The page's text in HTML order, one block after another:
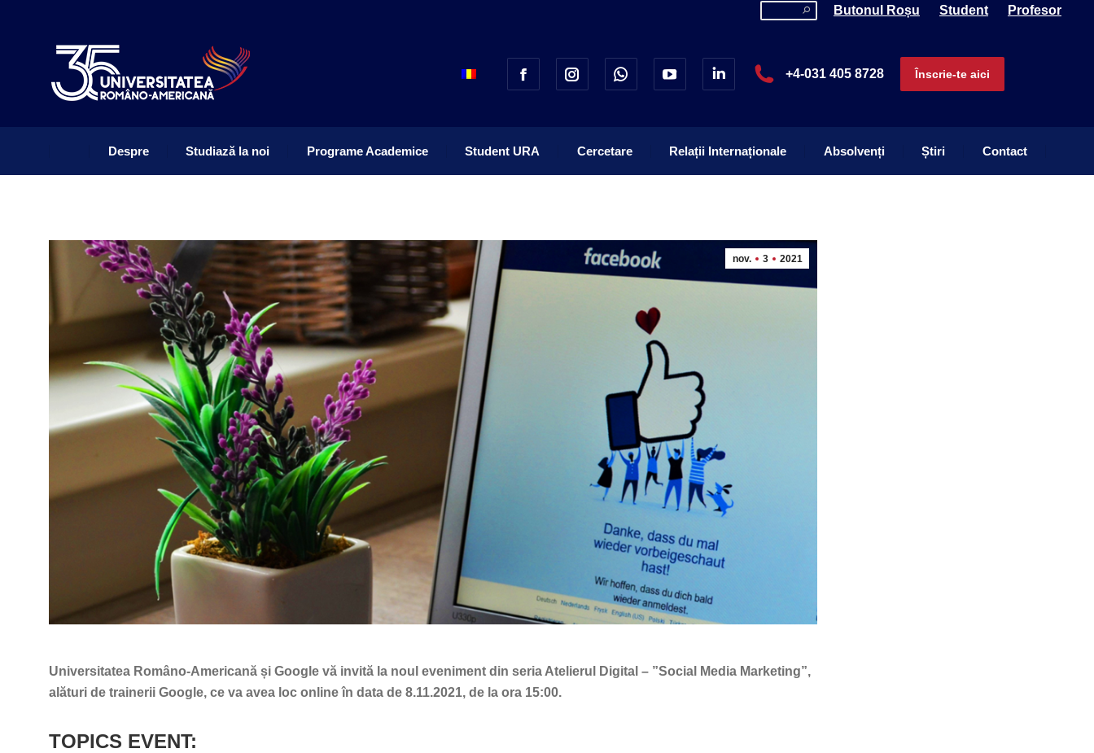
Search: Butonul Roșu Student Profesor
+4-031 405 8728 Înscrie-te aici
Despre Studiază la noi Programe Academice Student URA Cercetare Relații Internaționale Absolvenți Știri Contact
nov. 3 2021
Universitatea Româno-Americană și Google vă invită la noul eveniment din seria Atelierul Digital – ”Social Media Marketing”,
alături de trainerii Google, ce va avea loc online în data de 8.11.2021, de la ora 15:00.
TOPICS EVENT:
Relații Internaționale